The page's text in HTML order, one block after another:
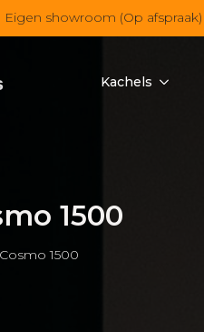
Eigen showroom (Op afspraak)
Kachels
1500
1500